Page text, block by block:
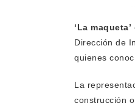
‘La maqueta’
Dirección de
quienes
La
construcción